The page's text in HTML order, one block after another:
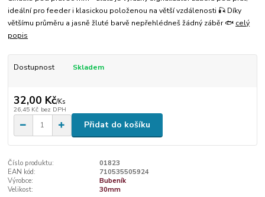
ideální pro feeder i klasickou položenou na větší vzdálenosti 🎣 Díky
většímu průměru a jasně žluté barvě nepřehlédneš žádný záběr 🐟 celý
popis
Dostupnost Skladem
32,00 Kč/Ks
26,45 Kč bez DPH
Přidat do košíku
Číslo produktu:
01823
EAN kód:
710535505924
Výrobce:
Bubeník
Velikost:
30mm